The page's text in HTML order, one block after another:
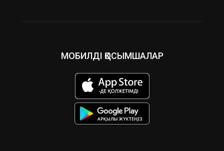
МОБИЛДІ ҚОСЫМШАЛАР